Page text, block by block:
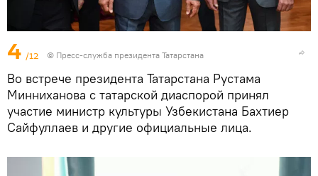
4 /12 © Пресс-служба президента Татарстана
Во встрече президента Татарстана Рустама
Минниханова с татарской диаспорой принял
участие министр культуры Узбекистана Бахтиер
Сайфуллаев и другие официальные лица.